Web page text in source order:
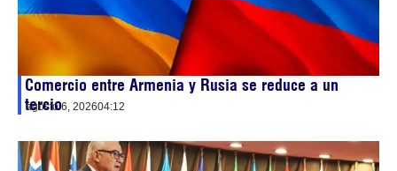
Comercio entre Armenia y Rusia se reduce a un
tercio
agosto 6, 202604:12